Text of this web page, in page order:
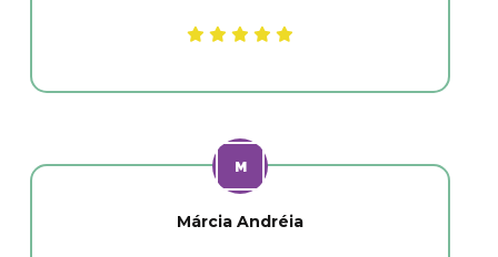
Márcia Andréia